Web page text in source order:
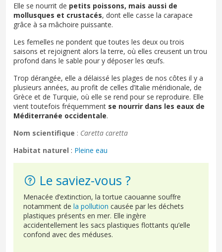
Elle se nourrit de petits poissons, mais aussi de
mollusques et crustacés, dont elle casse la carapace
grâce à sa mâchoire puissante.
Les femelles ne pondent que toutes les deux ou trois
saisons et rejoignent alors la terre, où elles creusent un trou
profond dans le sable pour y déposer les œufs.
Trop dérangée, elle a délaissé les plages de nos côtes il y a
plusieurs années, au profit de celles d’Italie méridionale, de
Grèce et de Turquie, où elle se rend pour se reproduire. Elle
vient toutefois fréquemment se nourrir dans les eaux de
Méditerranée occidentale.
Nom scientifique : Caretta caretta
Habitat naturel : Pleine eau
Le saviez-vous ?
Menacée d’extinction, la tortue caouanne souffre
notamment de la pollution causée par les déchets
plastiques présents en mer. Elle ingère
accidentellement les sacs plastiques flottants qu’elle
confond avec des méduses.